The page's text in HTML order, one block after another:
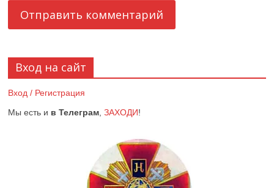
Вход на сайт
Вход / Регистрация
Мы есть и в Телеграм ,ЗАХОДИ!